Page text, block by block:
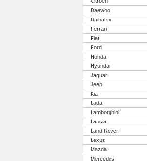
Daewoo
Daihatsu
Ferrari
Fiat
Ford
Honda
Hyundai
Jaguar
Jeep
Kia
Lada
Lamborghini
Lancia
Land Rover
Lexus
Mazda
Mercedes